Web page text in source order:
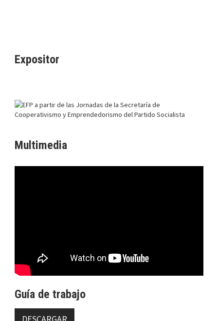
Expositor
Multimedia
Guía de trabajo